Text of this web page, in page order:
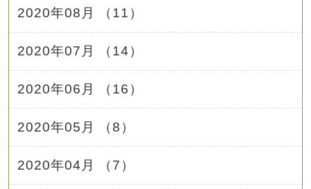
2020年08月 （11）
2020年07月 （14）
2020年06月 （16）
2020年05月 （8）
2020年04月 （7）